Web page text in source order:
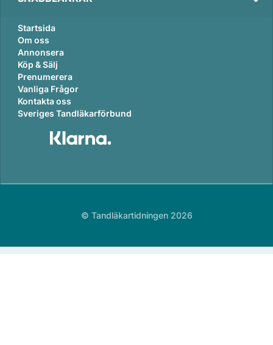
Startsida
Om oss
Annonsera
Köp & Sälj
Prenumerera
Vanliga Frågor
Kontakta oss
Sveriges Tandläkarförbund
© Tandläkartidningen 2026